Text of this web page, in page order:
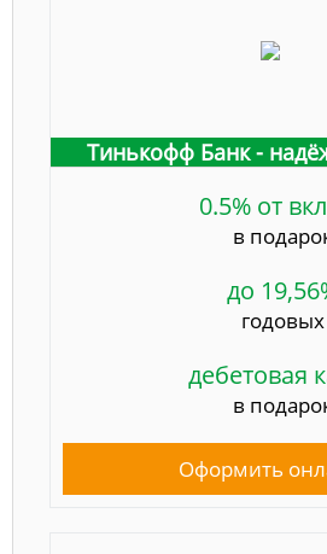
Тинькофф Банк -
0.5% от
в
до
годовых
дебетовая
в
Оформить